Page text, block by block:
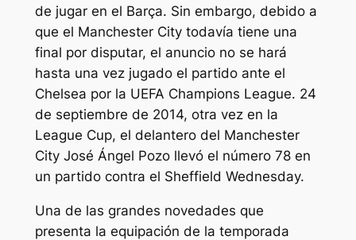
de jugar en el Barça. Sin embargo, debido a
que el Manchester City todavía tiene una
final por disputar, el anuncio no se hará
hasta una vez jugado el partido ante el
Chelsea por la UEFA Champions League. 24
de septiembre de 2014, otra vez en la
League Cup, el delantero del Manchester
City José Ángel Pozo llevó el número 78 en
un partido contra el Sheffield Wednesday.
Una de las grandes novedades que
presenta la equipación de la temporada